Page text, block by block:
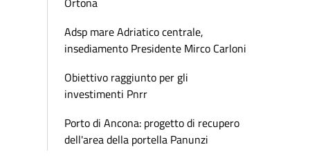
Adsp mare Adriatico centrale,
insediamento Presidente Mirco Carloni
Obiettivo raggiunto per gli
investimenti Pnrr
Porto di Ancona: progetto di recupero
dell'area della portella Panunzi